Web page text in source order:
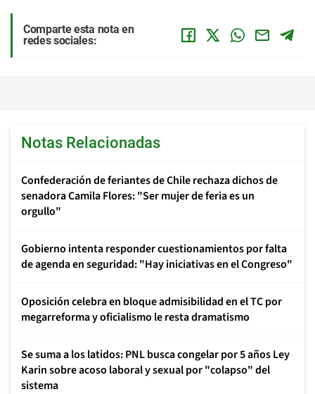
Comparte esta nota en
redes sociales:
Notas Relacionadas
Confederación de feriantes de Chile rechaza dichos de
senadora Camila Flores: "Ser mujer de feria es un
orgullo"
Gobierno intenta responder cuestionamientos por falta
de agenda en seguridad: "Hay iniciativas en el Congreso"
Oposición celebra en bloque admisibilidad en el TC por
megarreforma y oficialismo le resta dramatismo
Se suma a los latidos: PNL busca congelar por 5 años Ley
Karin sobre acoso laboral y sexual por "colapso" del
sistema